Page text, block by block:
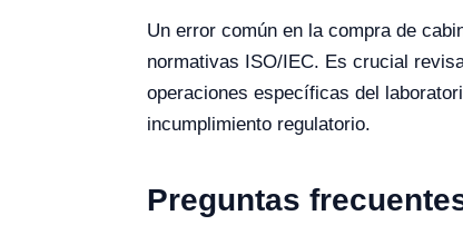
Un error común en la compra de
normativas ISO/IEC. Es crucial
operaciones específicas del
incumplimiento regulatorio.
Preguntas